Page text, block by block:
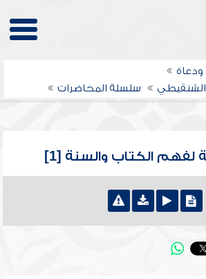
ودعاة
سلسلة المحاضرات
لفهم الكتاب والسنة [1]